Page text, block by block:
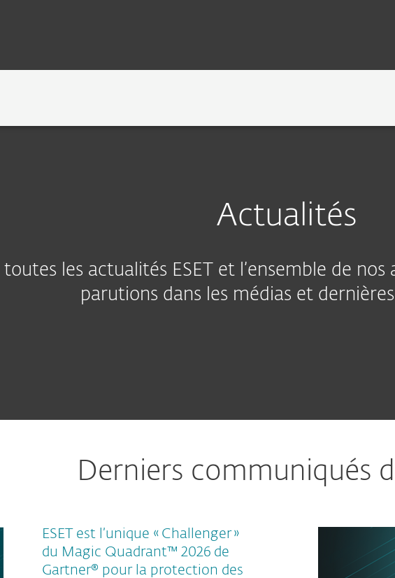
Actualités
les actualités ESET et l’ensemble de
parutions dans les médias et
Derniers communiqués
ESET est l’unique « Challenger »
du Magic Quadrant™ 2026 de
Gartner® pour la protection des